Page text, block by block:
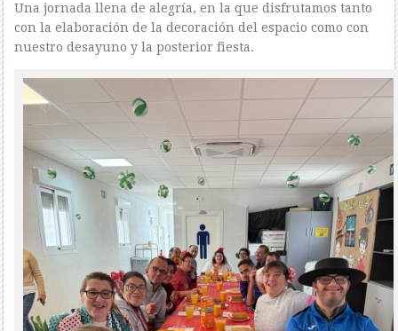
Una jornada llena de alegría, en la que disfrutamos tanto
con la elaboración de la decoración del espacio como con
nuestro desayuno y la posterior fiesta.